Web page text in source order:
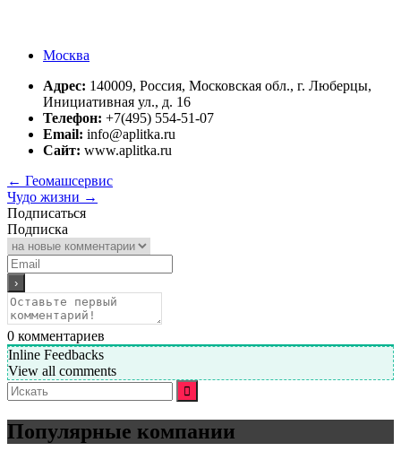
Москва
Адрес: 140009, Россия, Московская обл., г. Люберцы,
Инициативная ул., д. 16
Телефон: +7(495) 554-51-07
Email: info@aplitka.ru
Сайт: www.aplitka.ru
← Геомашсервис
Чудо жизни →
Подписаться
Подписка
0 комментариев
Inline Feedbacks
View all comments
Искать:
Популярные компании